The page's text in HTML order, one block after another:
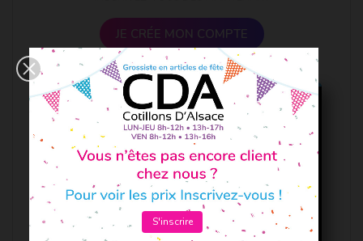
JE CRÉE MON COMPTE
S'inscrire